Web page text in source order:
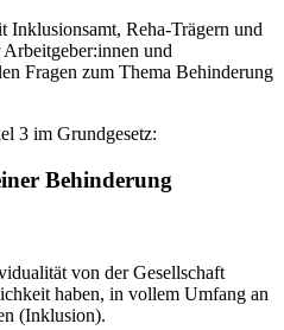
Inklusionsamt, Reha-Trägern und
und
Fragen zum Thema Behinderung
3 im Grundgesetz:
Behinderung
von der Gesellschaft
haben, in vollem Umfang an
(Inklusion).